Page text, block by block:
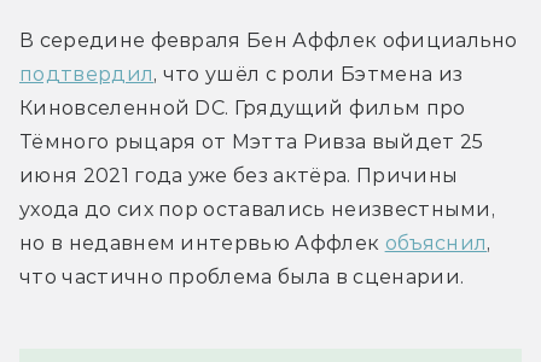
подтвердил, что ушёл с роли Бэтмена из
Киновселенной DC. Грядущий фильм про
Тёмного рыцаря от Мэтта Ривза выйдет 25
июня 2021 года уже без актёра. Причины
ухода до сих пор оставались неизвестными,
но в недавнем интервью Аффлек объяснил,
что частично проблема была в сценарии.